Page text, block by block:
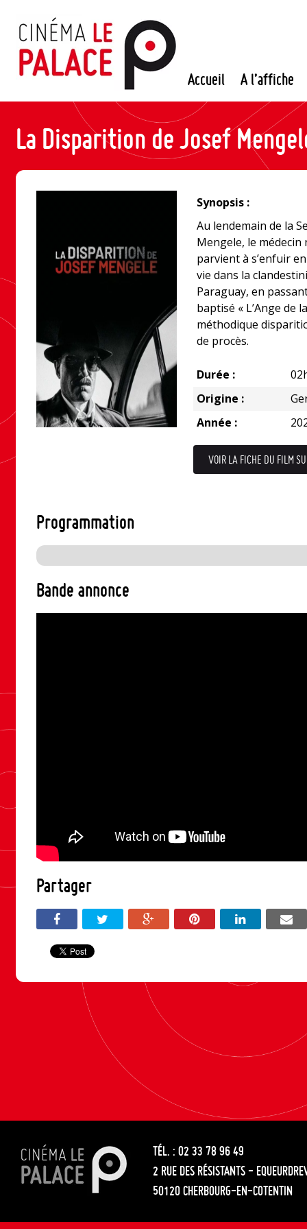
contenu
Accueil A l’affiche
La Disparition de Josef
Synopsis :
Au lendemain de la
Mengele, le médecin
parvient à s’enfuir
vie dans la
Paraguay, en
baptisé « L’Ange de
méthodique
de procès.
Durée :
Origine :
Année :
VOIR LA FICHE DU FILM
Programmation
Bande annonce
Partager
TÉL. : 02 33 78 96 49
2 RUE DES RÉSISTANTS -
50120 CHERBOURG-EN-COTENTIN